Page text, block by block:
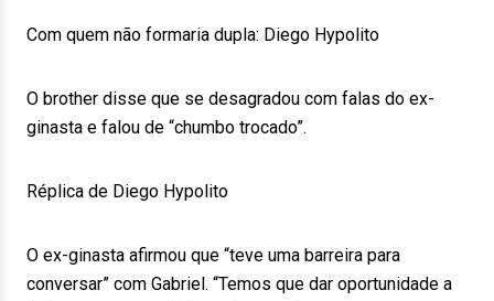
Com quem não formaria dupla: Diego Hypolito
O brother disse que se desagradou com falas do ex-
ginasta e falou de “chumbo trocado”.
Réplica de Diego Hypolito
O ex-ginasta afirmou que “teve uma barreira para
conversar” com Gabriel. “Temos que dar oportunidade a